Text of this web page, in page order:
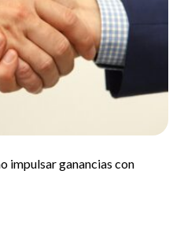
impulsar ganancias con